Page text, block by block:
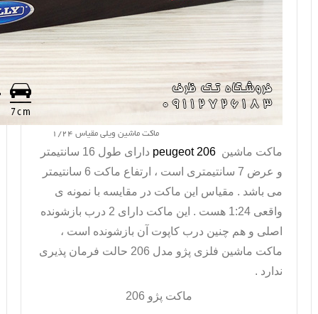
ماکت ماشین ویلی مقیاس 1/24
ماکت ماشین peugeot 206
دارای طول 16 سانتیمتر
و عرض 7 سانتیمتری است ، ارتفاع ماکت 6 سانتیمتر
می باشد . مقیاس این ماکت در مقایسه با نمونه ی
واقعی 1:24 هست . این ماکت دارای 2 درب بازشونده
اصلی و هم چنین درب کاپوت آن بازشونده است ،
ماکت ماشین فلزی پژو مدل 206 حالت فرمان پذیری
ندارد .
ماکت پژو 206